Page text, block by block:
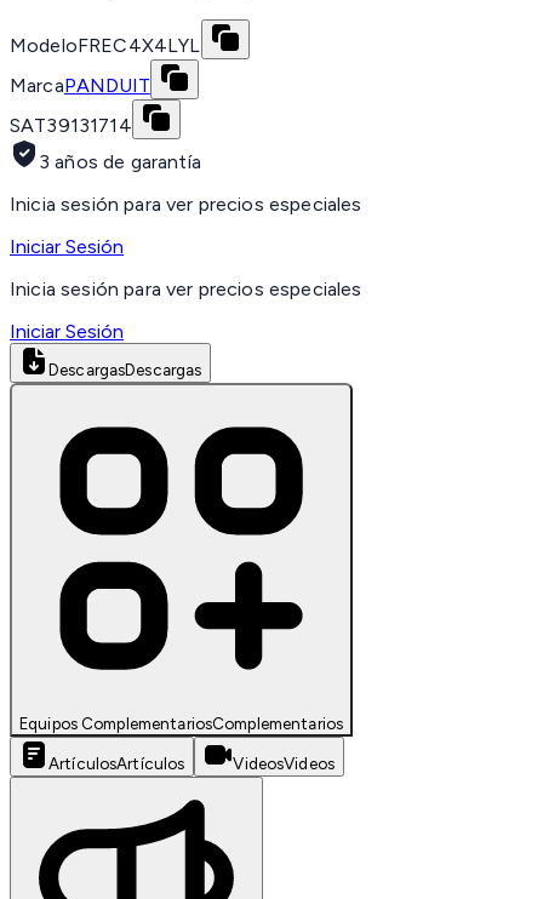
ModeloFREC4X4LYL
MarcaPANDUIT
SAT39131714
3 años de garantía
Inicia sesión para ver precios especiales
Iniciar Sesión
Inicia sesión para ver precios especiales
Iniciar Sesión
DescargasDescargas
Equipos ComplementariosComplementarios
ArtículosArtículos VideosVideos